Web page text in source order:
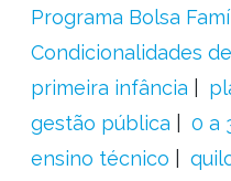
Programa Bolsa
Condicionalidades
primeira infância
gestão pública
0 a
ensino técnico